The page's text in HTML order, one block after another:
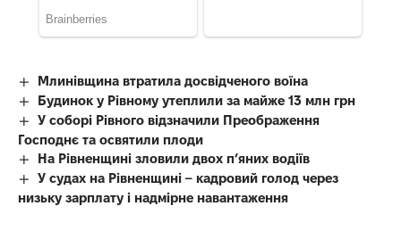
Млинівщина втратила досвідченого воїна
Будинок у Рівному утеплили за майже 13 млн грн
У соборі Рівного відзначили Преображення
Господнє та освятили плоди
На Рівненщині зловили двох п’яних водіїв
У судах на Рівненщині – кадровий голод через
низьку зарплату і надмірне навантаження